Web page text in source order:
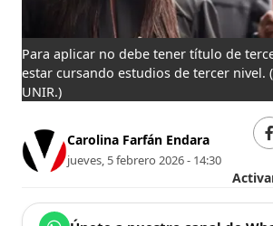
Para aplicar no debe tener título de
estar cursando estudios de tercer nivel.
UNIR.)
Carolina Farfán Endara
jueves, 5 febrero 2026 - 14:30